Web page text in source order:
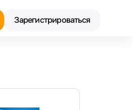
Зарегистрироваться